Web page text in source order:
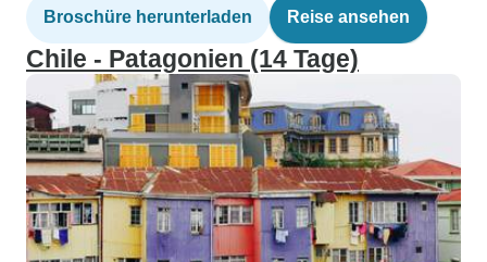
Broschüre herunterladen Reise ansehen
Chile - Patagonien (14 Tage)